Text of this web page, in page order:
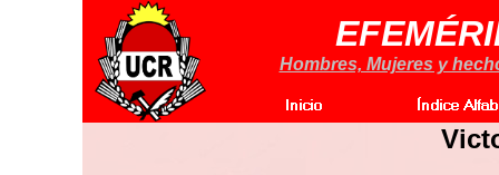
Hombres, Mujeres y